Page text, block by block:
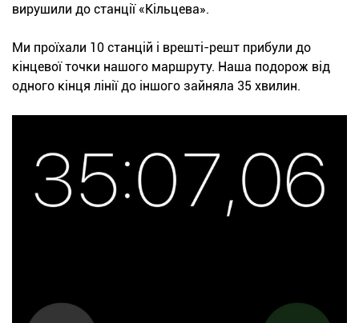
вирушили до станції «Кільцева».
Ми проїхали 10 станцій і врешті-решт прибули до
кінцевої точки нашого маршруту. Наша подорож від
одного кінця лінії до іншого зайняла 35 хвилин.